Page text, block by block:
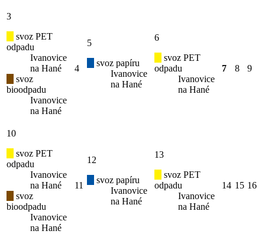
3
svoz PET
odpadu
Ivanovice
na Hané
svoz
bioodpadu
Ivanovice
na Hané
4
5
svoz papíru
Ivanovice
na Hané
6
svoz PET
odpadu
Ivanovice
na Hané
7 8 9
10
svoz PET
odpadu
Ivanovice
na Hané
svoz
bioodpadu
Ivanovice
na Hané
11
12
svoz papíru
Ivanovice
na Hané
13
svoz PET
odpadu
Ivanovice
na Hané
14 15 16